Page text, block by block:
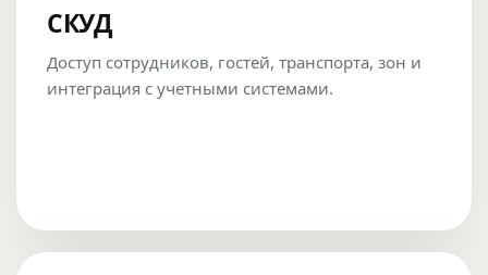
СКУД
Доступ сотрудников, гостей, транспорта, зон и
интеграция с учетными системами.